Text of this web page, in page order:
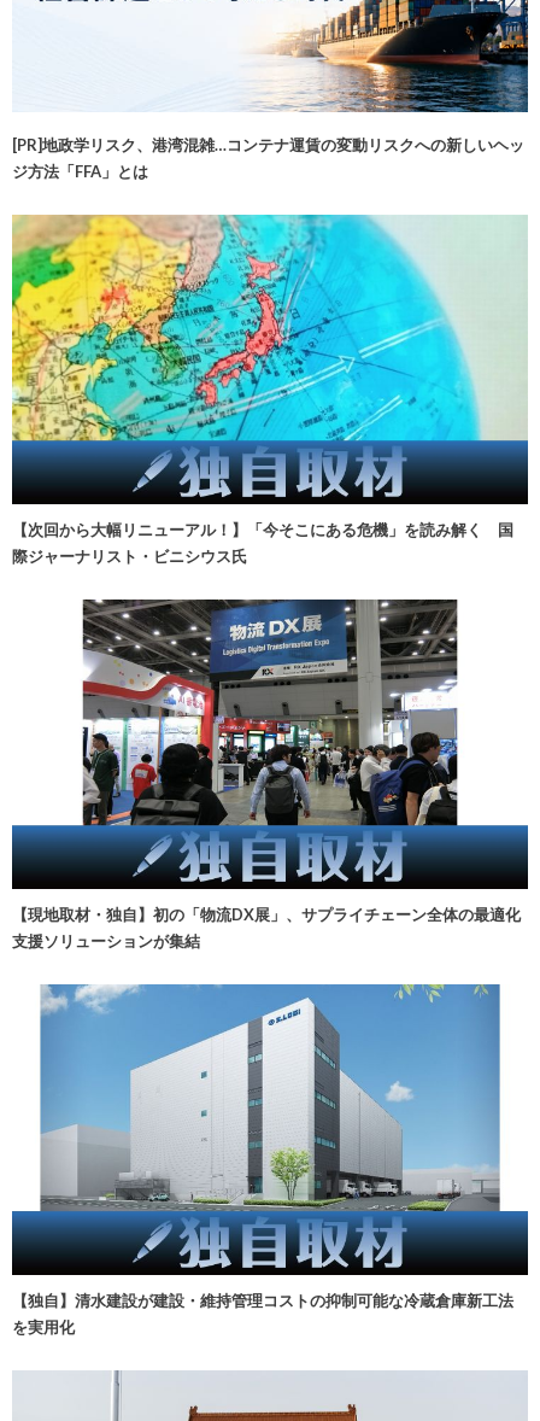
[PR]地政学リスク、港湾混雑…コンテナ運賃の変動リスクへの新しいヘッ
ジ方法「FFA」とは
【次回から大幅リニューアル！】「今そこにある危機」を読み解く 国
際ジャーナリスト・ビニシウス氏
【現地取材・独自】初の「物流DX展」、サプライチェーン全体の最適化
支援ソリューションが集結
【独自】清水建設が建設・維持管理コストの抑制可能な冷蔵倉庫新工法
を実用化